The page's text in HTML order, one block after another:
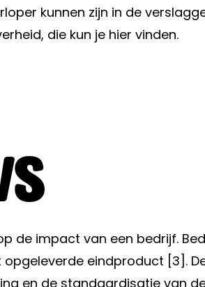
kunnen zijn in de
die kun je hier vinden.
de impact van een bedrijf.
eindproduct [3].
en de standaardisatie van